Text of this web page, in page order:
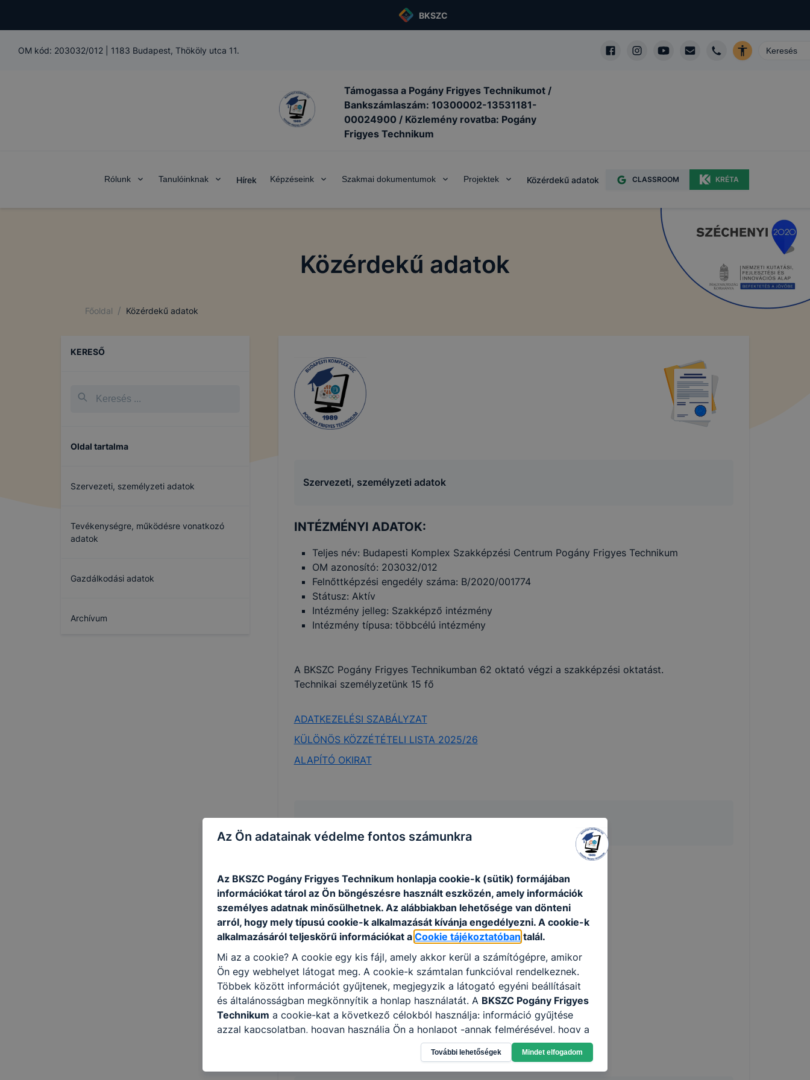
BKSZC
OM kód: 203032/012 1183 Budapest, Thököly utca 11.
Támogassa a Pogány Frigyes Technikumot /
Bankszámlaszám: 10300002-13531181-
00024900 / Közlemény rovatba: Pogány
Frigyes Technikum
Rólunk Tanulóinknak Hírek Képzéseink Szakmai dokumentumok Projektek Közérdekű adatok CLASSROOM KRÉTA
Közérdekű adatok
Főoldal / Közérdekű adatok
KERESŐ
Oldal tartalma
Szervezeti, személyzeti adatok
Tevékenységre, működésre vonatkozó
adatok
Gazdálkodási adatok
Archívum
Szervezeti, személyzeti adatok
INTÉZMÉNYI ADATOK:
Teljes név: Budapesti Komplex Szakképzési Centrum Pogány Frigyes Technikum
OM azonosító: 203032/012
Felnőttképzési engedély száma: B/2020/001774
Státusz: Aktív
Intézmény jelleg: Szakképző intézmény
Intézmény típusa: többcélú intézmény
A BKSZC Pogány Frigyes Technikumban 62 oktató végzi a szakképzési oktatást.
Technikai személyzetünk 15 fő
ADATKEZELÉSI SZABÁLYZAT
KÜLÖNÖS KÖZZÉTÉTELI LISTA 2025/26
ALAPÍTÓ OKIRAT
MUNKAVÉDELMI SZABÁLYZAT
TŰZVÉDELMI SZABÁLYZAT
FENNTARTÓ ADATAI:
Név:
Kulturális és Innovációs Minisztérium
Székhely:
1054 Budapest, Szemere utca 6.
Típus:
állami szervezet
Az Ön adatainak védelme fontos számunkra
Az BKSZC Pogány Frigyes Technikum honlapja cookie-k (sütik) formájában
információkat tárol az Ön böngészésre használt eszközén, amely információk
személyes adatnak minősülhetnek. Az alábbiakban lehetősége van dönteni
arról, hogy mely típusú cookie-k alkalmazását kívánja engedélyezni. A cookie-k
alkalmazásáról teljeskörű információkat a Cookie tájékoztatóban talál.
Mi az a cookie? A cookie egy kis fájl, amely akkor kerül a számítógépre, amikor
Ön egy webhelyet látogat meg. A cookie-k számtalan funkcióval rendelkeznek.
Többek között információt gyűjtenek, megjegyzik a látogató egyéni beállításait
és általánosságban megkönnyítik a honlap használatát. A BKSZC Pogány Frigyes
Technikum a cookie-kat a következő célokból használja: információ gyűjtése
azzal kapcsolatban, hogyan használja Ön a honlapot -annak felmérésével, hogy a
honlap melyik részeit látogatja, vagy használja leginkább, így megtudhatjuk,
hogyan biztosítsunk Önnek még jobb felhasználói élményt, ha ismét meglátogatja
oldalunkat, honlap fejlesztése. Hogyan ellenőrizheti és hogyan tudja kikapcsolni a
További lehetőségek Mindet elfogadom